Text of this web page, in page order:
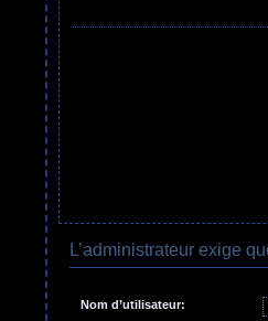
L’administrateur exige
Nom d’utilisateur: